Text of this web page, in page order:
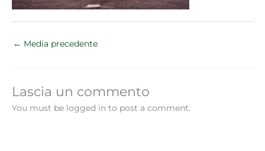
← Media precedente
Lascia un commento
You must be logged in to post a comment.